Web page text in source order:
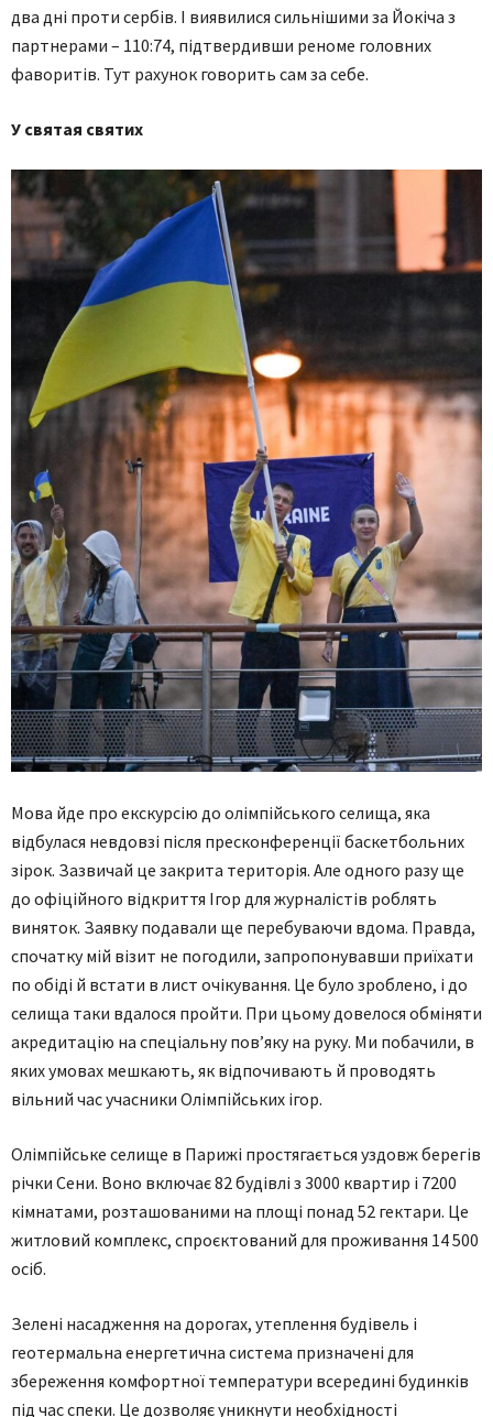
два дні проти сербів. І виявилися сильнішими за Йокіча з
партнерами – 110:74, підтвердивши реноме головних
фаворитів. Тут рахунок говорить сам за себе.
У святая святих
Мова йде про екскурсію до олімпійського селища, яка
відбулася невдовзі після пресконференції баскетбольних
зірок. Зазвичай це закрита територія. Але одного разу ще
до офіційного відкриття Ігор для журналістів роблять
виняток. Заявку подавали ще перебуваючи вдома. Правда,
спочатку мій візит не погодили, запропонувавши приїхати
по обіді й встати в лист очікування. Це було зроблено, і до
селища таки вдалося пройти. При цьому довелося обміняти
акредитацію на спеціальну пов’яку на руку. Ми побачили, в
яких умовах мешкають, як відпочивають й проводять
вільний час учасники Олімпійських ігор.
Олімпійське селище в Парижі простягається уздовж берегів
річки Сени. Воно включає 82 будівлі з 3000 квартир і 7200
кімнатами, розташованими на площі понад 52 гектари. Це
житловий комплекс, спроєктований для проживання 14 500
осіб.
Зелені насадження на дорогах, утеплення будівель і
геотермальна енергетична система призначені для
збереження комфортної температури всередині будинків
під час спеки. Це дозволяє уникнути необхідності